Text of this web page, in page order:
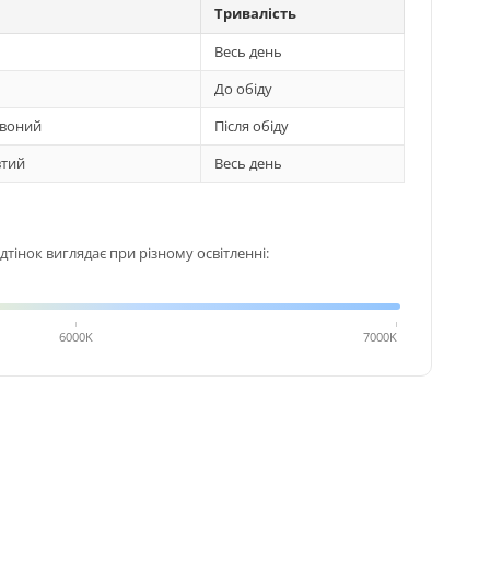
Тривалість
Весь день
До обіду
Після обіду
Весь день
виглядає при різному освітленні:
6000K 7000K